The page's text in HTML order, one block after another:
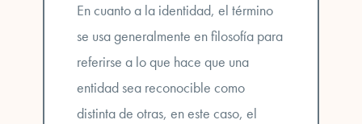
En cuanto a la identidad, el término
se usa generalmente en filosofía para
referirse a lo que hace que una
entidad sea reconocible como
distinta de otras, en este caso, el